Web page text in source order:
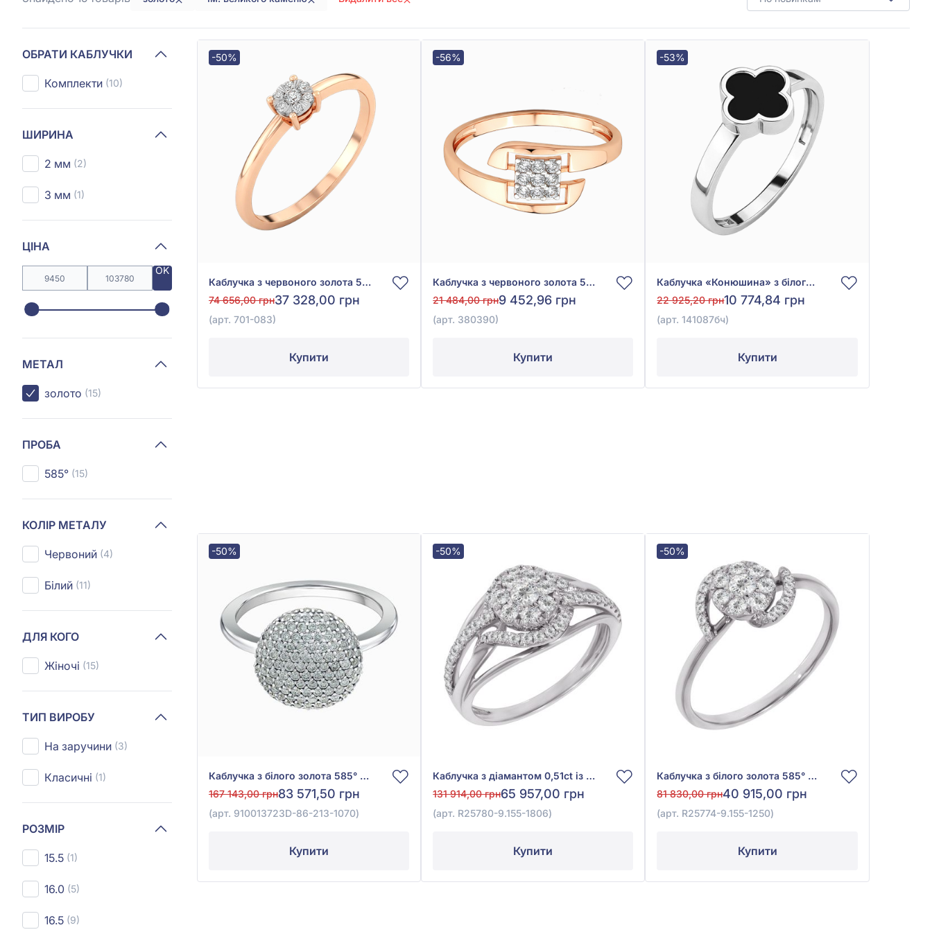
ОБРАТИ КАБЛУЧКИ
Комплекти (10)
ШИРИНА
2 мм (2)
3 мм (1)
ЦІНА
OK
МЕТАЛ
золото (15)
ПРОБА
585° (15)
КОЛІР МЕТАЛУ
Червоний (4)
Білий (11)
ДЛЯ КОГО
Жіночі (15)
ТИП ВИРОБУ
На заручини (3)
Класичні (1)
РОЗМІР
15.5 (1)
16.0 (5)
16.5 (9)
-50%
Каблучка з червоного золота 585° з діамантом 0,085ct, арт. 701-083
74 656,00 грн37 328,00 грн
(арт. 701-083)
Купити
-56%
Каблучка з червоного золота 585° з фіанітом/куб.цирконієм, арт. 380390
21 484,00 грн9 452,96 грн
(арт. 380390)
Купити
-53%
Каблучка «Конюшина» з білого золота 585° з чорною емаллю, арт. 141087бч
22 925,20 грн10 774,84 грн
(арт. 141087бч)
Купити
-50%
Каблучка з білого золота 585° з діамантом 0,64ct, арт. 910013723D-86-213-1070
167 143,00 грн83 571,50 грн
(арт. 910013723D-86-213-1070)
Купити
-50%
Каблучка з діамантом 0,51ct із білого золота 585°, арт. R25780-9.155-1806
131 914,00 грн65 957,00 грн
(арт. R25780-9.155-1806)
Купити
-50%
Каблучка з білого золота 585° з діамантом 0,31ct, арт. R25774-9.155-1250
81 830,00 грн40 915,00 грн
(арт. R25774-9.155-1250)
Купити